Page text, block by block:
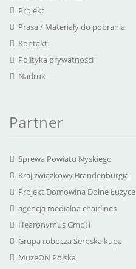
Projekt
Prasa / Materiały do pobrania
Kontakt
Polityka prywatności
Nadruk
Partner
Sprewa Powiatu Nyskiego
Kraj związkowy Brandenburgia
Projekt Domowina Dolne Łużyce
agencja medialna chairlines
Hearonymus GmbH
Grupa robocza Serbska kupa
MuzeON Polska